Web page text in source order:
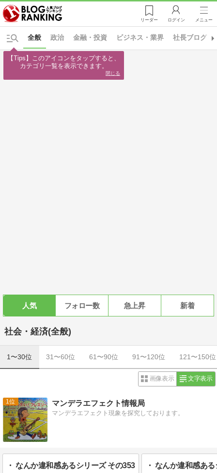
リーダー ログイン メニュー
政治 金融・投資 ビジネス・業界 社長ブログ
全般
人気 フォロー数 急上昇 新着
社会・経済(全般)
1〜30位 31〜60位 61〜90位 91〜120位 121〜150位
画像表示 文字表示
1 マンデラエフェクト情報局
マンデラエフェクト現象を探究しております。
・ なんか違和感あるシリーズ その353 ・ なんか違和感あ
【Tips】このアイコンをタップすると、
カテゴリ一覧を表示できます。
閉じる